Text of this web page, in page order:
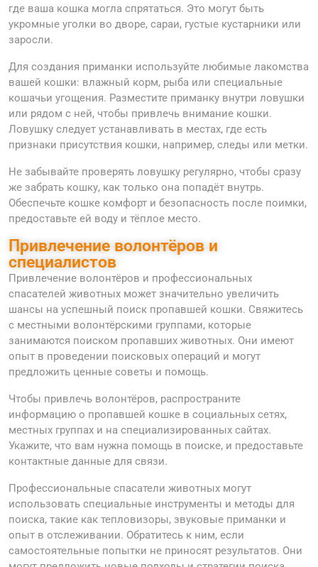
где ваша кошка могла спрятаться. Это могут быть
укромные уголки во дворе, сараи, густые кустарники или
заросли.
Для создания приманки используйте любимые лакомства
вашей кошки: влажный корм, рыба или специальные
кошачьи угощения. Разместите приманку внутри ловушки
или рядом с ней, чтобы привлечь внимание кошки.
Ловушку следует устанавливать в местах, где есть
признаки присутствия кошки, например, следы или метки.
Не забывайте проверять ловушку регулярно, чтобы сразу
же забрать кошку, как только она попадёт внутрь.
Обеспечьте кошке комфорт и безопасность после поимки,
предоставьте ей воду и тёплое место.
Привлечение волонтёров и
специалистов
Привлечение волонтёров и профессиональных
спасателей животных может значительно увеличить
шансы на успешный поиск пропавшей кошки. Свяжитесь
с местными волонтёрскими группами, которые
занимаются поиском пропавших животных. Они имеют
опыт в проведении поисковых операций и могут
предложить ценные советы и помощь.
Чтобы привлечь волонтёров, распространите
информацию о пропавшей кошке в социальных сетях,
местных группах и на специализированных сайтах.
Укажите, что вам нужна помощь в поиске, и предоставьте
контактные данные для связи.
Профессиональные спасатели животных могут
использовать специальные инструменты и методы для
поиска, такие как тепловизоры, звуковые приманки и
опыт в отслеживании. Обратитесь к ним, если
самостоятельные попытки не приносят результатов. Они